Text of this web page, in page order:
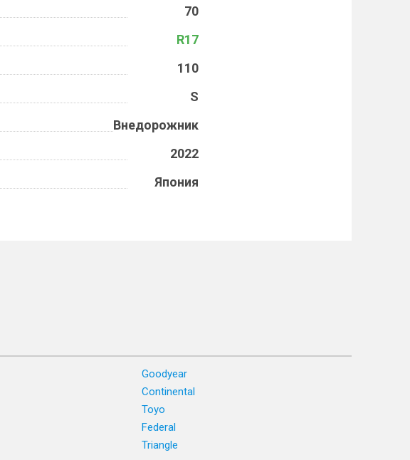
70
R17
110
S
Внедорожник
2022
Япония
Goodyear
Continental
Toyo
Federal
Triangle